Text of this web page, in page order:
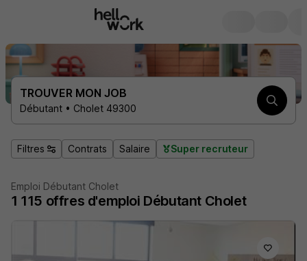
TROUVER MON JOB
Débutant • Cholet 49300
Filtres Contrats Salaire Super recruteur
Emploi Débutant Cholet
1 115 offres d'emploi Débutant Cholet